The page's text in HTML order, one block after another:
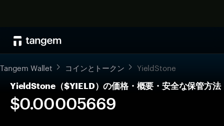
Tangem Wallet コインとトークン YieldStone
YieldStone（$YIELD）の価格・概要・安全な保管方法
$0.00005669